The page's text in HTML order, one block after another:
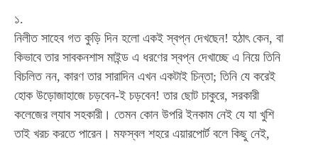
১.
নিলীত সাহেব গত কুড়ি দিন হলো একই স্বপ্ন দেখছেন! হঠাৎ কেন, বা
কিভাবে তার সাবকনশাস মাইন্ড এ ধরণের স্বপ্ন দেখাচ্ছে এ নিয়ে তিনি
বিচলিত নন, কারণ তার সারাদিন এখন একটাই চিন্তা; তিনি যে করেই
হোক উড়োজাহাজে চড়বেন-ই চড়বেন! তার ছোট চাকুরে, সরকারী
কলেজের ল্যাব সহকারী। তেমন কোন উপরি ইনকাম নেই যে যা খুশি
তাই খরচ করতে পারেন। মফস্বল শহরে এয়ারপোর্ট বলে কিছু নেই,